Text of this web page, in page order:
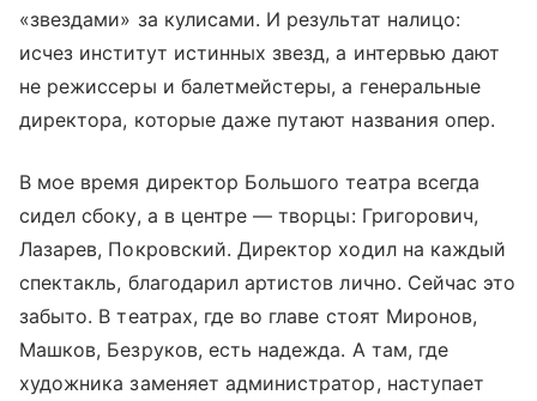
«звездами» за кулисами. И результат налицо:
исчез институт истинных звезд, а интервью дают
не режиссеры и балетмейстеры, а генеральные
директора, которые даже путают названия опер.
В мое время директор Большого театра всегда
сидел сбоку, а в центре — творцы: Григорович,
Лазарев, Покровский. Директор ходил на каждый
спектакль, благодарил артистов лично. Сейчас это
забыто. В театрах, где во главе стоят Миронов,
Машков, Безруков, есть надежда. А там, где
художника заменяет администратор, наступает